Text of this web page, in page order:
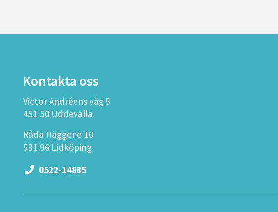
Kontakta oss
Victor Andréens väg 5
451 50 Uddevalla
Råda Häggene 10
531 96 Lidköping
0522-14885